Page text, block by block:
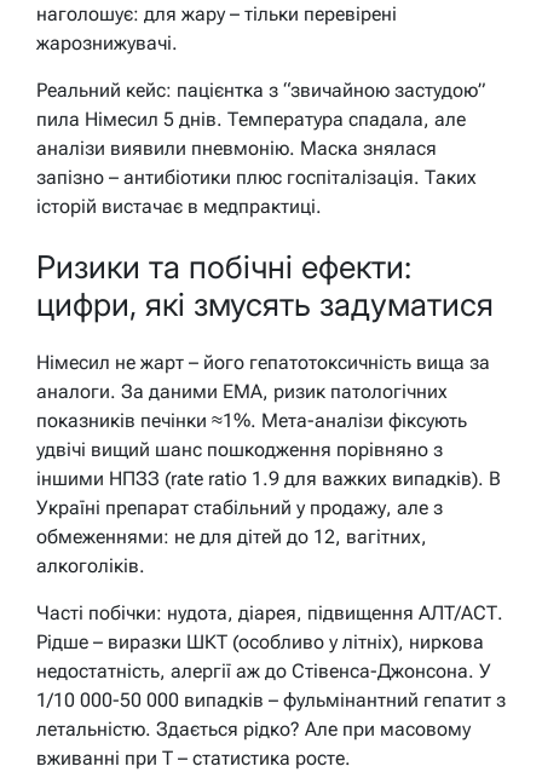
наголошує: для жару – тільки перевірені
жарознижувачі.
Реальний кейс: пацієнтка з “звичайною застудою”
пила Німесил 5 днів. Температура спадала, але
аналізи виявили пневмонію. Маска знялася
запізно – антибіотики плюс госпіталізація. Таких
історій вистачає в медпрактиці.
Ризики та побічні ефекти:
цифри, які змусять задуматися
Німесил не жарт – його гепатотоксичність вища за
аналоги. За даними EMA, ризик патологічних
показників печінки ≈1%. Мета-аналізи фіксують
удвічі вищий шанс пошкодження порівняно з
іншими НПЗЗ (rate ratio 1.9 для важких випадків). В
Україні препарат стабільний у продажу, але з
обмеженнями: не для дітей до 12, вагітних,
алкоголіків.
Часті побічки: нудота, діарея, підвищення АЛТ/АСТ.
Рідше – виразки ШКТ (особливо у літніх), ниркова
недостатність, алергії аж до Стівенса-Джонсона. У
1/10 000-50 000 випадків – фульмінантний гепатит з
летальністю. Здається рідко? Але при масовому
вживанні при T – статистика росте.